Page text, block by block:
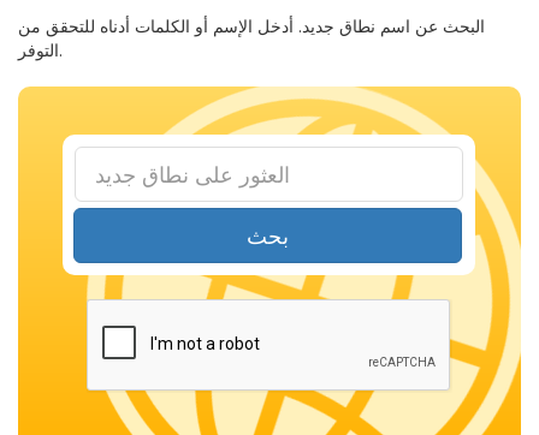
البحث عن اسم نطاق جديد. أدخل الإسم أو الكلمات أدناه للتحقق من
التوفر.
بحث